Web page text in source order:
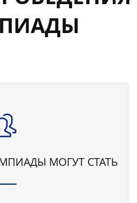
МОГУТ СТАТЬ